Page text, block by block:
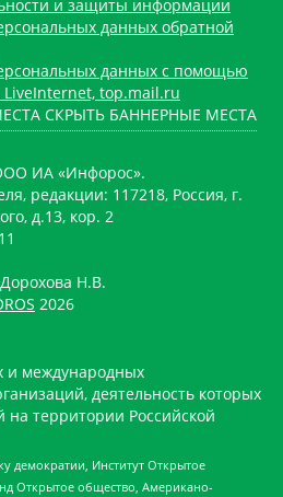
и защиты информации
данных обратной
данных с помощью
LiveInternet, top.mail.ru
СКРЫТЬ БАННЕРНЫЕ МЕСТА
ИА «Инфорос».
редакции: 117218, Россия, г.
д.13, кор. 2
Н.В.
2026
и международных
деятельность которых
территории Российской
демократии, Институт Открытое
Открытое общество, Американо-